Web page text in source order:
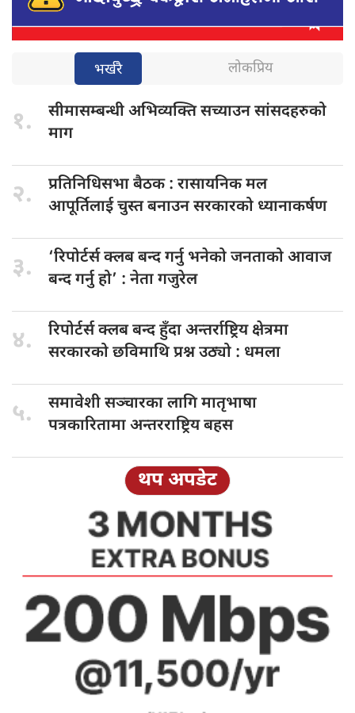
भर्खरै लोकप्रिय
१. सीमासम्बन्धी अभिव्यक्तिसच्याउन सांसदहरुको
माग
२. प्रतिनिधिसभा बैठक: रासायनिक मल
आपूर्तिलाई चुस्त बनाउन सरकारको ध्यानाकर्षण
३. ‘रिपोर्टर्स क्लबबन्द गर्नु भनेको जनताको आवाज
बन्द गर्नु हो’ : नेता गजुरेल
४. रिपोर्टर्स क्लबबन्द हुँदा अन्तर्राष्ट्रिय क्षेत्रमा
सरकारको छविमाथि प्रश्न उठ्यो : धमला
५. समावेशी सञ्चारकालागि मातृभाषा
पत्रकारितामा अन्तरराष्ट्रिय बहस
थप अपडेट